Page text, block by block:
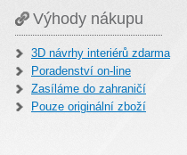
Výhody nákupu
3D návrhy interiérů zdarma
Poradenství on-line
Zasíláme do zahraničí
Pouze originální zboží